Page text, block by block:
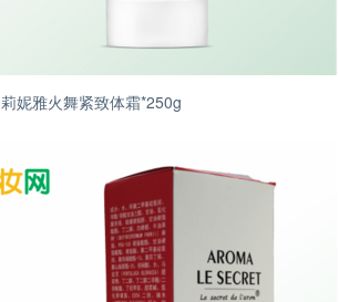
莉妮雅火舞紧致体霜*250g